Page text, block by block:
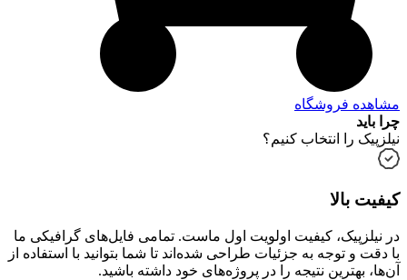
مشاهده فروشگاه
چرا باید
نیلزپیک را انتخاب کنیم؟
کیفیت بالا
در نیلزپیک، کیفیت اولویت اول ماست. تمامی فایل‌های گرافیکی ما
با دقت و توجه به جزئیات طراحی شده‌اند تا شما بتوانید با استفاده از
آن‌ها، بهترین نتیجه را در پروژه‌های خود داشته باشید.